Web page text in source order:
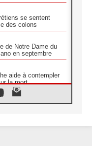
se sentent
des colons
de Notre Dame du
en septembre
aide à contempler
la mort
le projet Triennal d'art